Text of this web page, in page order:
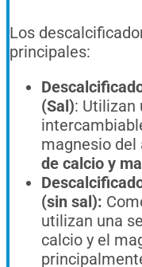
Los descalcificad
principales:
(Sal): Utilizan
intercamb
magnesio del
de calcio y
(sin sal): Com
utilizan una
calcio y el